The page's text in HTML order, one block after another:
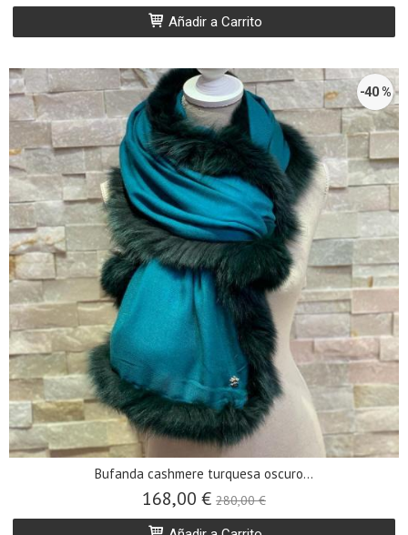
Añadir a Carrito
-40 %
Bufanda cashmere turquesa oscuro...
168,00 € 280,00 €